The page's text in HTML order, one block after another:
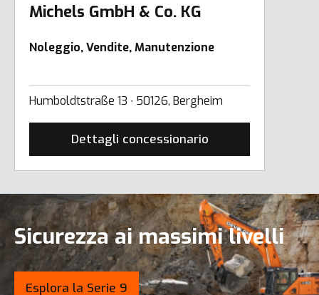
Michels GmbH & Co. KG
Noleggio, Vendite, Manutenzione
Humboldtstraße 13 ∙ 50126, Bergheim
Dettagli concessionario
Sicurezza ai massimi livelli
Esplora la Serie 9